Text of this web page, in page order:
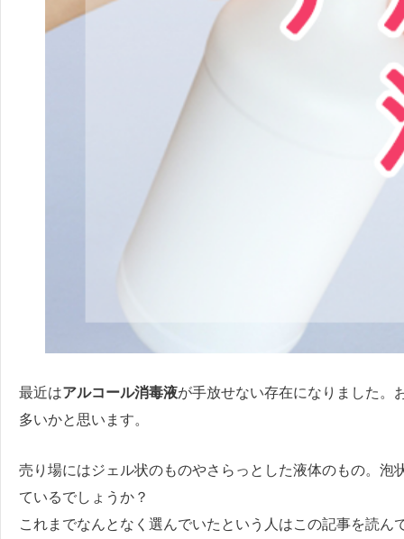
最近はアルコール消毒液が手放せない存在になりました。
多いかと思います。
売り場にはジェル状のものやさらっとした液体のもの。
ているでしょうか？
これまでなんとなく選んでいたという人はこの記事を読